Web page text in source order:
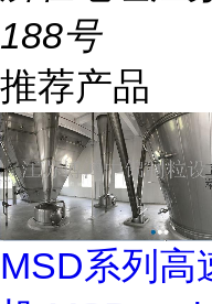
188号
推荐产品
MSD系列高